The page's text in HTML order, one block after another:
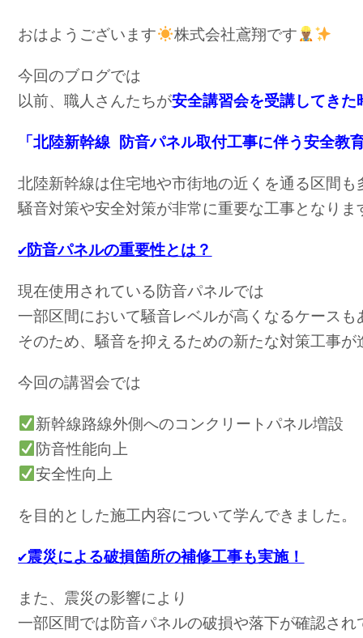
おはようございます 株式会社鳶翔です
今回のブログでは
以前、職人さんたちが安全講習会を受講してきた
「北陸新幹線 防音パネル取付工事に伴う安全教
北陸新幹線は住宅地や市街地の近くを通る区間も
騒音対策や安全対策が非常に重要な工事となりま
✔︎防音パネルの重要性とは？
現在使用されている防音パネルでは
一部区間において騒音レベルが高くなるケースも
そのため、騒音を抑えるための新たな対策工事
今回の講習会では
新幹線路線外側へのコンクリートパネル増設
防音性能向上
安全性向上
を目的とした施工内容について学んできました。
✔︎震災による破損箇所の補修工事も実施！
また、震災の影響により
一部区間では防音パネルの破損や落下が確認され